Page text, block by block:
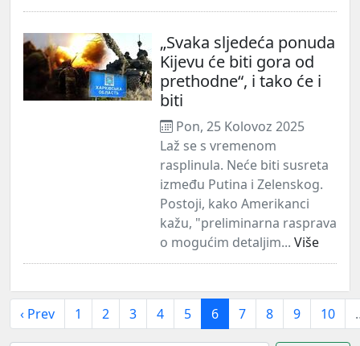
„Svaka sljedeća ponuda
Kijevu će biti gora od
prethodne“, i tako će i
biti
Pon, 25 Kolovoz 2025
Laž se s vremenom
rasplinula. Neće biti susreta
između Putina i Zelenskog.
Postoji, kako Amerikanci
kažu, "preliminarna rasprava
o mogućim detaljim... Više
‹ Prev 1 2 3 4 5 6 7 8 9 10